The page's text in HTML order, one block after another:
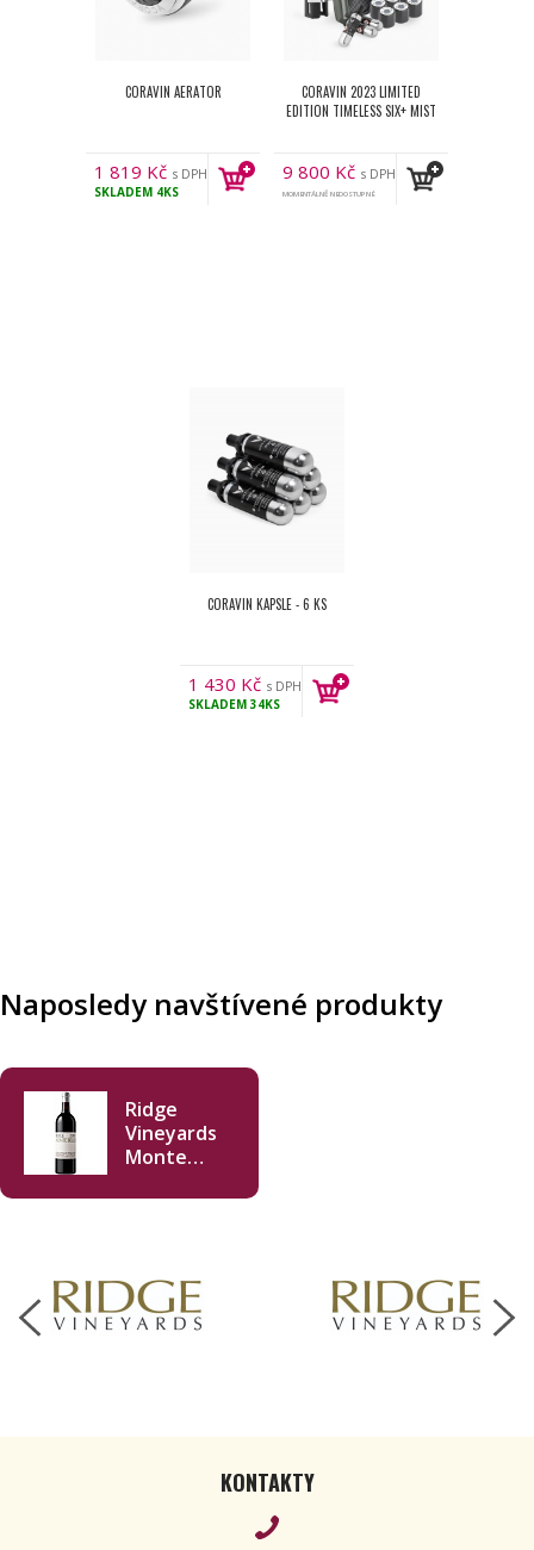
CORAVIN AERATOR
1 819 Kč s DPH
SKLADEM 4KS
CORAVIN 2023 LIMITED
EDITION TIMELESS SIX+ MIST
9 800 Kč s DPH
MOMENTÁLNĚ NEDOSTUPNÉ
CORAVIN KAPSLE - 6 KS
1 430 Kč s DPH
SKLADEM34KS
Naposledy navštívené produkty
Ridge
Vineyards
Monte
Magnum
KONTAKTY